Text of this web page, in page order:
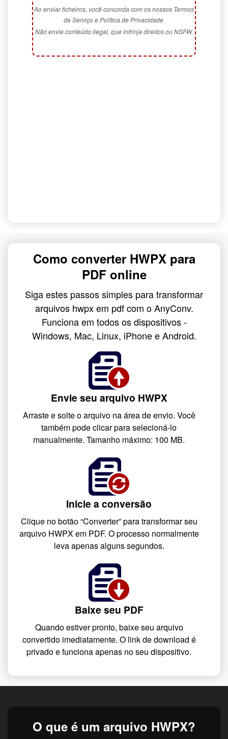
Ao enviar ficheiros, você concorda com os nossos Termos
de Serviço e Política de Privacidade.
Não envie conteúdo ilegal, que infrinja direitos ou NSFW.
Como converter HWPX para
PDF online
Siga estes passos simples para transformar
arquivos hwpx em pdf com o AnyConv.
Funciona em todos os dispositivos -
Windows, Mac, Linux, iPhone e Android.
Envie seu arquivo HWPX
Arraste e solte o arquivo na área de envio. Você
também pode clicar para selecioná-lo
manualmente. Tamanho máximo: 100 MB.
Inicie a conversão
Clique no botão “Converter” para transformar seu
arquivo HWPX em PDF. O processo normalmente
leva apenas alguns segundos.
Baixe seu PDF
Quando estiver pronto, baixe seu arquivo
convertido imediatamente. O link de download é
privado e funciona apenas no seu dispositivo.
O que é um arquivo HWPX?